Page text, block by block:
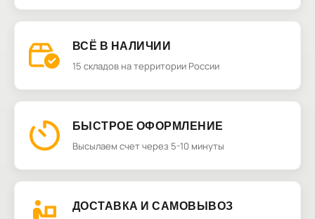
ВСЁ В НАЛИЧИИ
15 складов на территории России
БЫСТРОЕ ОФОРМЛЕНИЕ
Высылаем счет через 5-10 минуты
ДОСТАВКА И САМОВЫВОЗ